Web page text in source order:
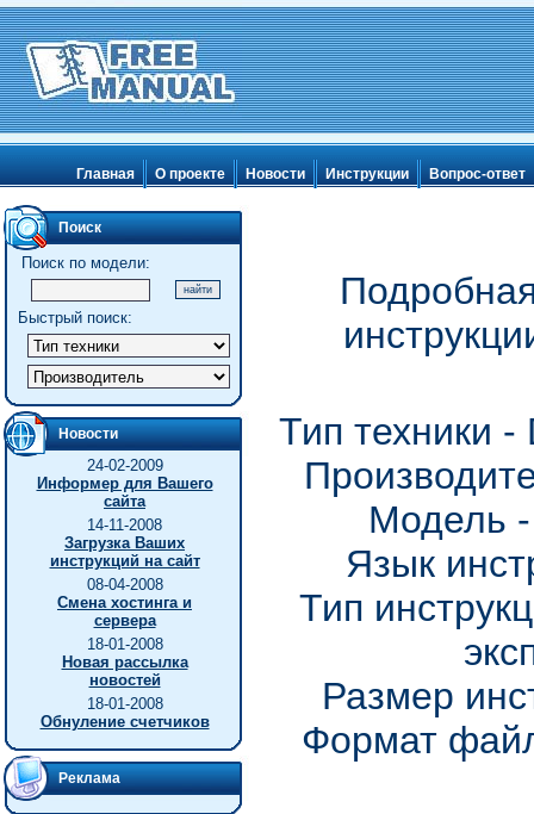
Главная О проекте Новости Инструкции Вопрос-ответ
Поиск
Поиск по модели:
Быстрый поиск:
Новости
24-02-2009
Информер для Вашего
сайта
14-11-2008
Загрузка Ваших
инструкций на сайт
08-04-2008
Смена хостинга и
сервера
18-01-2008
Новая рассылка
новостей
18-01-2008
Обнуление счетчиков
Реклама
Тип техники -
Модель
Язык
Тип
Размер
Формат